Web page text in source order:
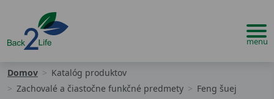
Domov
Katalóg produktov
Zachovalé a čiastočne funkčné predmety
Feng šuej